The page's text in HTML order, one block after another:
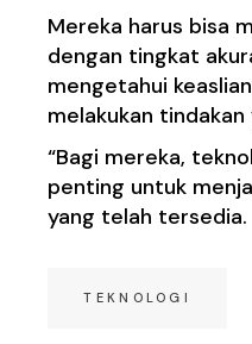
Mereka harus bisa
dengan tingkat
mengetahui
melakukan
“Bagi mereka,
penting untuk
yang telah tersedia.
TEKNOLOGI